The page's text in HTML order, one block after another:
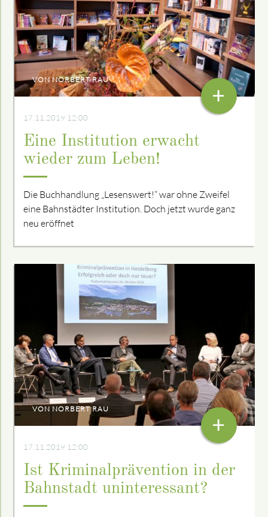
VON NORBERT RAU
17.11.2019 12:00
Eine Institution erwacht
wieder zum Leben!
Die Buchhandlung „Lesenswert!“ war ohne Zweifel
eine Bahnstädter Institution. Doch jetzt wurde ganz
neu eröffnet
+
VON NORBERT RAU
17.11.2019 12:00
Ist Kriminalprävention in der
Bahnstadt uninteressant?
+